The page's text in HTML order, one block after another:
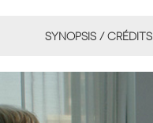
SYNOPSIS / CRÉDITS